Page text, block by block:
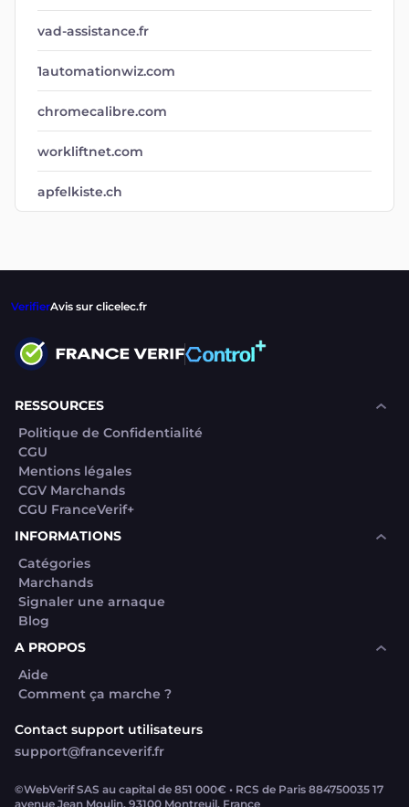
vad-assistance.fr
1automationwiz.com
chromecalibre.com
workliftnet.com
apfelkiste.ch
VerifierAvis sur clicelec.fr
RESSOURCES
Politique de Confidentialité
CGU
Mentions légales
CGV Marchands
CGU FranceVerif+
INFORMATIONS
Catégories
Marchands
Signaler une arnaque
Blog
A PROPOS
Aide
Comment ça marche ?
Contact support utilisateurs
support@franceverif.fr
©WebVerif SAS au capital de 851 000€ • RCS de Paris 884750035 17
avenue Jean Moulin, 93100 Montreuil, France